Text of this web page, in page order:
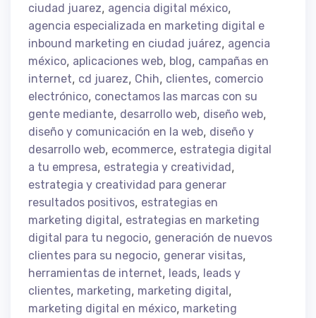
ciudad juarez, agencia digital méxico,
agencia especializada en marketing digital e
inbound marketing en ciudad juárez, agencia
méxico, aplicaciones web, blog, campañas en
internet, cd juarez, Chih, clientes, comercio
electrónico, conectamos las marcas con su
gente mediante, desarrollo web, diseño web,
diseño y comunicación en la web, diseño y
desarrollo web, ecommerce, estrategia digital
a tu empresa, estrategia y creatividad ,
estrategia y creatividad para generar
resultados positivos, estrategias en
marketing digital , estrategias en marketing
digital para tu negocio, generación de nuevos
clientes para su negocio, generar visitas,
herramientas de internet, leads, leads y
clientes, marketing, marketing digital ,
marketing digital en méxico, marketing